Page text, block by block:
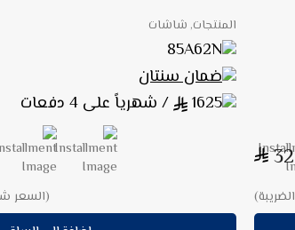
المنتجات, شاشات
85A62N
ضمان سنتان
1625
/ شهرياً على 4 دفعات
(السعر